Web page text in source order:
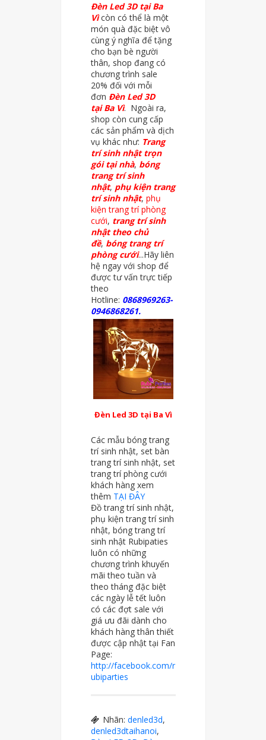
Đèn Led 3D tại Ba
Vìcòn có thể là một
món quà đặc biệt vô
cùng ý nghĩa để tặng
cho bạn bè người
thân, shop đang có
chương trình sale
20% đối với mỗi
đơn Đèn Led 3D
tạiBa Vì. Ngoài ra,
shop còn cung cấp
các sản phẩm và dịch
vụ khác như: Trang
trí sinh nhật trọn
gói tại nhà, bóng
trang trí sinh
nhật, phụ kiện trang
trí sinh nhật, phụ
kiện trang trí phòng
cưới, trang trí sinh
nhật theo chủ
đề, bóng trang trí
phòng cưới...Hãy liên
hệ ngay với shop để
được tư vấn trực tiếp
theo
Hotline: 0868969263-
0946868261.
Đèn Led 3D tại Ba Vì
Các mẫu bóng trang
trí sinh nhật, set bàn
trang trí sinh nhật, set
trang trí phòng cưới
khách hàng xem
thêm TẠI ĐÂY
Đồ trang trí sinh nhật,
phụ kiện trang trí sinh
nhật, bóng trang trí
sinh nhật Rubipaties
luôn có những
chương trình khuyến
mãi theo tuần và
theo tháng đặc biệt
các ngày lễ tết luôn
có các đợt sale với
giá ưu đãi dành cho
khách hàng thân thiết
được cập nhật tại Fan
Page:
http://facebook.com/r
ubiparties
Nhãn: denled3d,
denled3dtaihanoi,